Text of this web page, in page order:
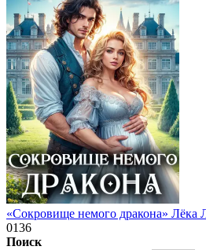
«Сокровище немого дракона» Лёка
0136
Поиск